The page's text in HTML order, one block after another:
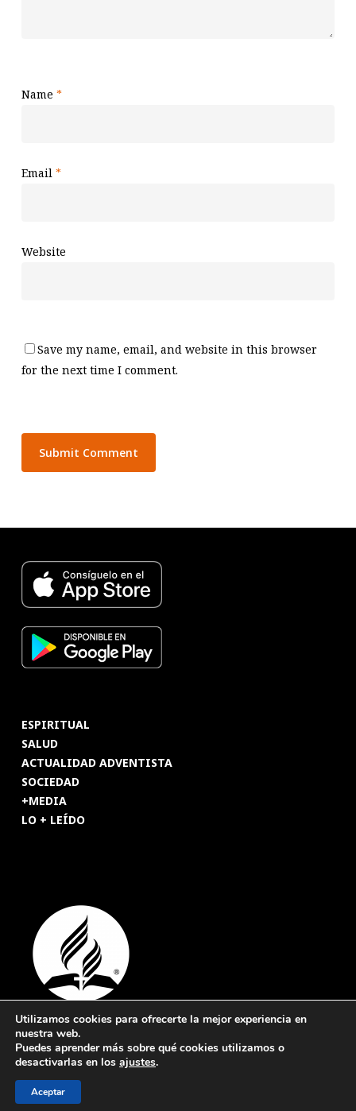
Name *
Email *
Website
Save my name, email, and website in this browser
for the next time I comment.
ESPIRITUAL
SALUD
ACTUALIDAD ADVENTISTA
SOCIEDAD
+MEDIA
LO + LEÍDO
© 2026 Revista Adventista de España. UICASDE. Derechos
reservados.
Utilizamos cookies para ofrecerte la mejor experiencia en
nuestra web.
Puedes aprender más sobre qué cookies utilizamos o
desactivarlas en los ajustes.
Aceptar